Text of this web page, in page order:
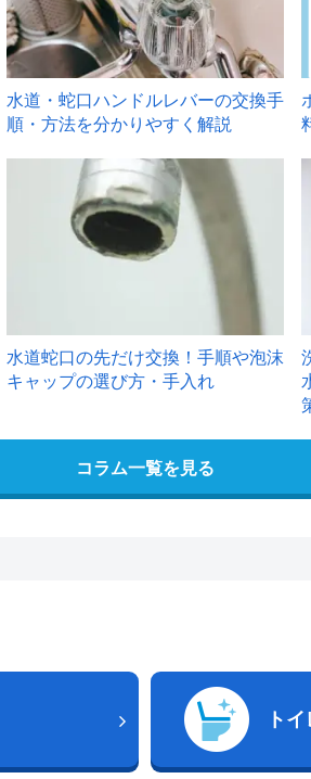
水道・蛇口ハンドルレバーの交換手
順・方法を分かりやすく解説
水道蛇口の先だけ交換！手順や泡沫
キャップの選び方・手入れ
コラム一覧を見る
ト